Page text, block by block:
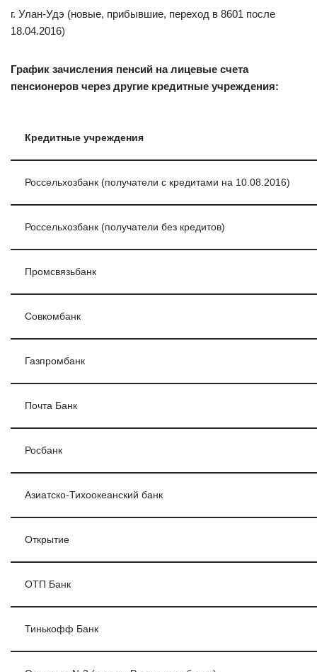
г. Улан-Удэ (новые, прибывшие, переход в 8601 после
18.04.2016)
График зачисления пенсий на лицевые счета
пенсионеров через другие кредитные учреждения:
Кредитные учреждения
Россельхозбанк (получатели с кредитами на 10.08.2016)
Россельхозбанк (получатели без кредитов)
Промсвязьбанк
Совкомбанк
Газпромбанк
Почта Банк
Росбанк
Азиатско-Тихоокеанский банк
Открытие
ОТП Банк
Тинькофф Банк